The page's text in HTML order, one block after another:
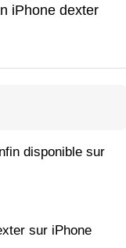
iPhone dexter
disponible sur
sur iPhone